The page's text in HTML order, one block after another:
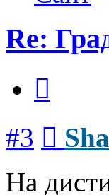
Re:
#3
На